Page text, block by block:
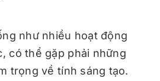
như nhiều hoạt động
có thể gặp phải những
trọng về tính sáng tạo.